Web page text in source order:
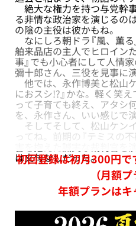
絶大な権力を持つ与党幹
る非情な政治家を演じるの
の陰の主役は彼かもね。
なにしろ朝ドラ『風、薫
舶来品店の主人でヒロイン
事』でも小心者にして人情
彌十郎さん、三役を見事に
他では、永作博美と松山
におスシ!?』かな。軽く笑
って子育ても終え、アタシ
を、永作さん、いい感じで
そしてそして、松山ケン
ってね。前期の『テミスの
は文句なしだった。
初回登録は初月300円
（月額プ
年額プランはキ